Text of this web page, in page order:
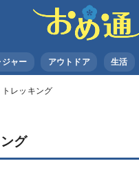
ジャー アウトドア 生活
レッキング
グ